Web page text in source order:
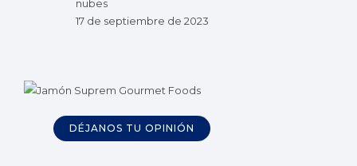
nubes
17 de septiembre de 2023
DÉJANOS TU OPINIÓN